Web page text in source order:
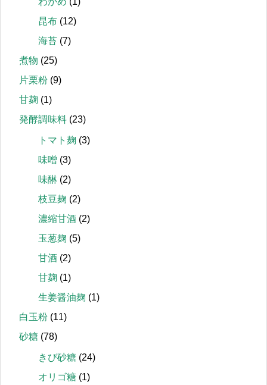
昆布 (12)
海苔 (7)
煮物 (25)
片栗粉 (9)
甘麹 (1)
発酵調味料 (23)
トマト麹 (3)
味噌 (3)
味醂 (2)
枝豆麹 (2)
濃縮甘酒 (2)
玉葱麹 (5)
甘酒 (2)
甘麹 (1)
生姜醤油麹 (1)
白玉粉 (11)
砂糖 (78)
きび砂糖 (24)
オリゴ糖 (1)